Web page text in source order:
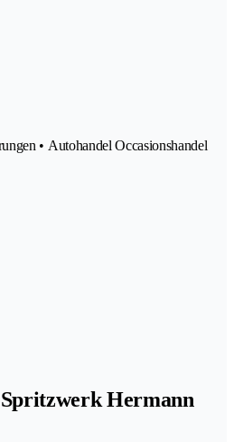
• Autohandel Occasionshandel
Hermann